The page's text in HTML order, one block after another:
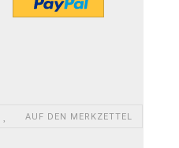
AUF DEN MERKZETTEL